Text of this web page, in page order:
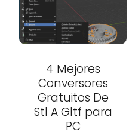
4 Mejores
Conversores
Gratuitos De
Stl A Gltf para
PC